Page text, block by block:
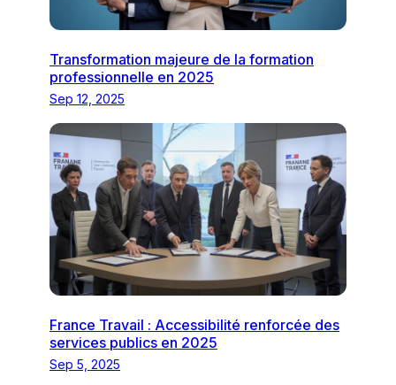
Transformation majeure de la formation
professionnelle en 2025
Sep 12, 2025
France Travail : Accessibilité renforcée des
services publics en 2025
Sep 5, 2025